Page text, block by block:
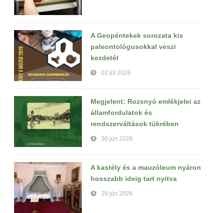
A Geopéntekek sorozata kis
paleontológusokkal veszi
kezdetét
02 júl 2026
Megjelent: Rozsnyó emlékjelei az
államfordulatok és
rendszerváltások tükrében
30 jún 2026
A kastély és a mauzóleum nyáron
hosszabb ideig tart nyitva
29 jún 2026